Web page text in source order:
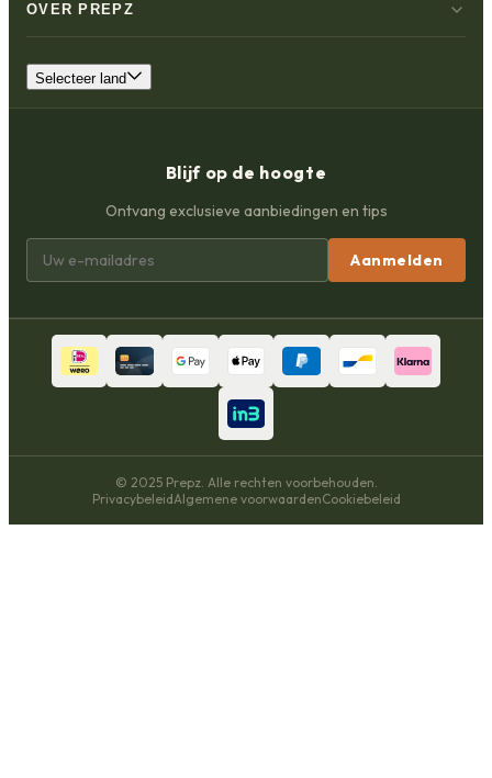
OVER PREPZ
Selecteer land
Blijf op de hoogte
Ontvang exclusieve aanbiedingen en tips
Aanmelden
© 2025 Prepz. Alle rechten voorbehouden.
PrivacybeleidAlgemene voorwaardenCookiebeleid